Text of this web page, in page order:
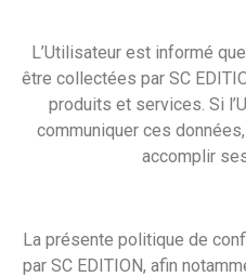
L’Utilisateur est informé
être collectées par SC
produits et services. Si
communiquer ces
accomplir
La présente politique de
par SC EDITION, afin